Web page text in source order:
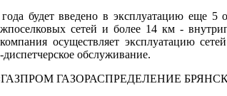
будет введено в эксплуатацию еще 5
сетей и более 14 км -
компания осуществляет эксплуатацию
обслуживание.
ГАЗОРАСПРЕДЕЛЕНИЕ БРЯНСК»